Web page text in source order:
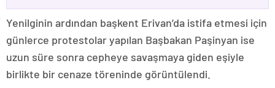
Yenilginin ardından başkent Erivan’da istifa etmesi için
günlerce protestolar yapılan Başbakan Paşinyan ise
uzun süre sonra cepheye savaşmaya giden eşiyle
birlikte bir cenaze töreninde görüntülendi.